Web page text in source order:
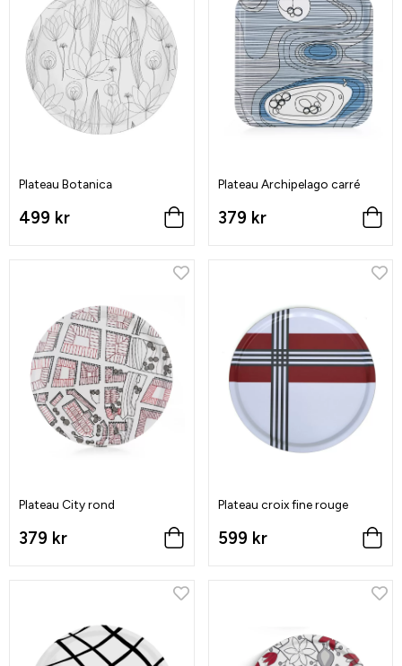
Plateau Botanica
499 kr
Plateau Archipelago carré
379 kr
Plateau City rond
379 kr
Plateau croix fine rouge
599 kr